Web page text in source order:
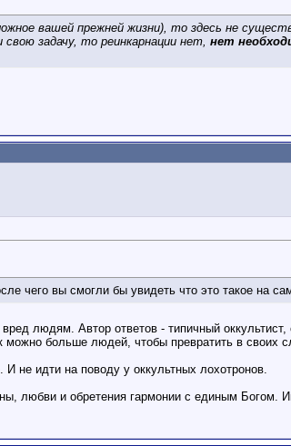
вашей прежней жизни), то здесь не
задачу, то реинкарнации нет, нет
чего вы смогли бы увидеть что это такое на
людям. Автор ответов - типичный
можно больше людей, чтобы превратить в своих
не идти на поводу у оккультных лохотронов.
любви и обретения гармонии с единым